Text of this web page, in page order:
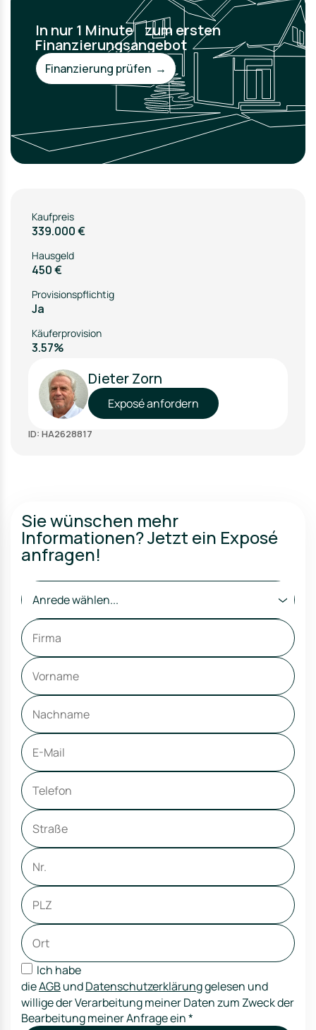
In nur 1 Minute zum ersten
Finanzierungsangebot
Finanzierung prüfen →
Kaufpreis
339.000 €
Hausgeld
450 €
Provisionspflichtig
Ja
Käuferprovision
3.57%
Dieter Zorn
Exposé anfordern
ID: HA2628817
Sie wünschen mehr
Informationen? Jetzt ein Exposé
anfragen!
Anrede wählen...
Ich habe
dieAGBundDatenschutzerklärunggelesen und
willige der Verarbeitung meiner Daten zum Zweck der
Bearbeitung meiner Anfrage ein*